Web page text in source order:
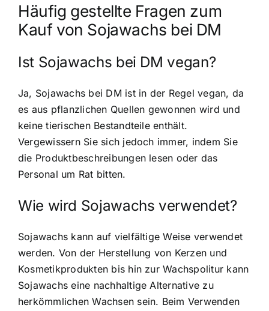
Häufig gestellte Fragen zum
Kauf von Sojawachs bei DM
Ist Sojawachs bei DM vegan?
Ja, Sojawachs bei DM ist in der Regel vegan, da
es aus pflanzlichen Quellen gewonnen wird und
keine tierischen Bestandteile enthält.
Vergewissern Sie sich jedoch immer, indem Sie
die Produktbeschreibungen lesen oder das
Personal um Rat bitten.
Wie wird Sojawachs verwendet?
Sojawachs kann auf vielfältige Weise verwendet
werden. Von der Herstellung von Kerzen und
Kosmetikprodukten bis hin zur Wachspolitur kann
Sojawachs eine nachhaltige Alternative zu
herkömmlichen Wachsen sein. Beim Verwenden